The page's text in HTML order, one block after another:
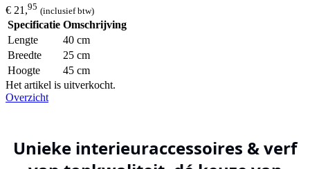
€ 21,95 (inclusief btw)
Specificatie Omschrijving
Lengte
40 cm
Breedte
25 cm
Hoogte
45 cm
Het artikel is uitverkocht.
Overzicht